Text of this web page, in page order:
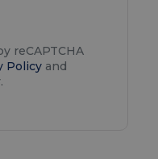
reCAPTCHA
Policyand